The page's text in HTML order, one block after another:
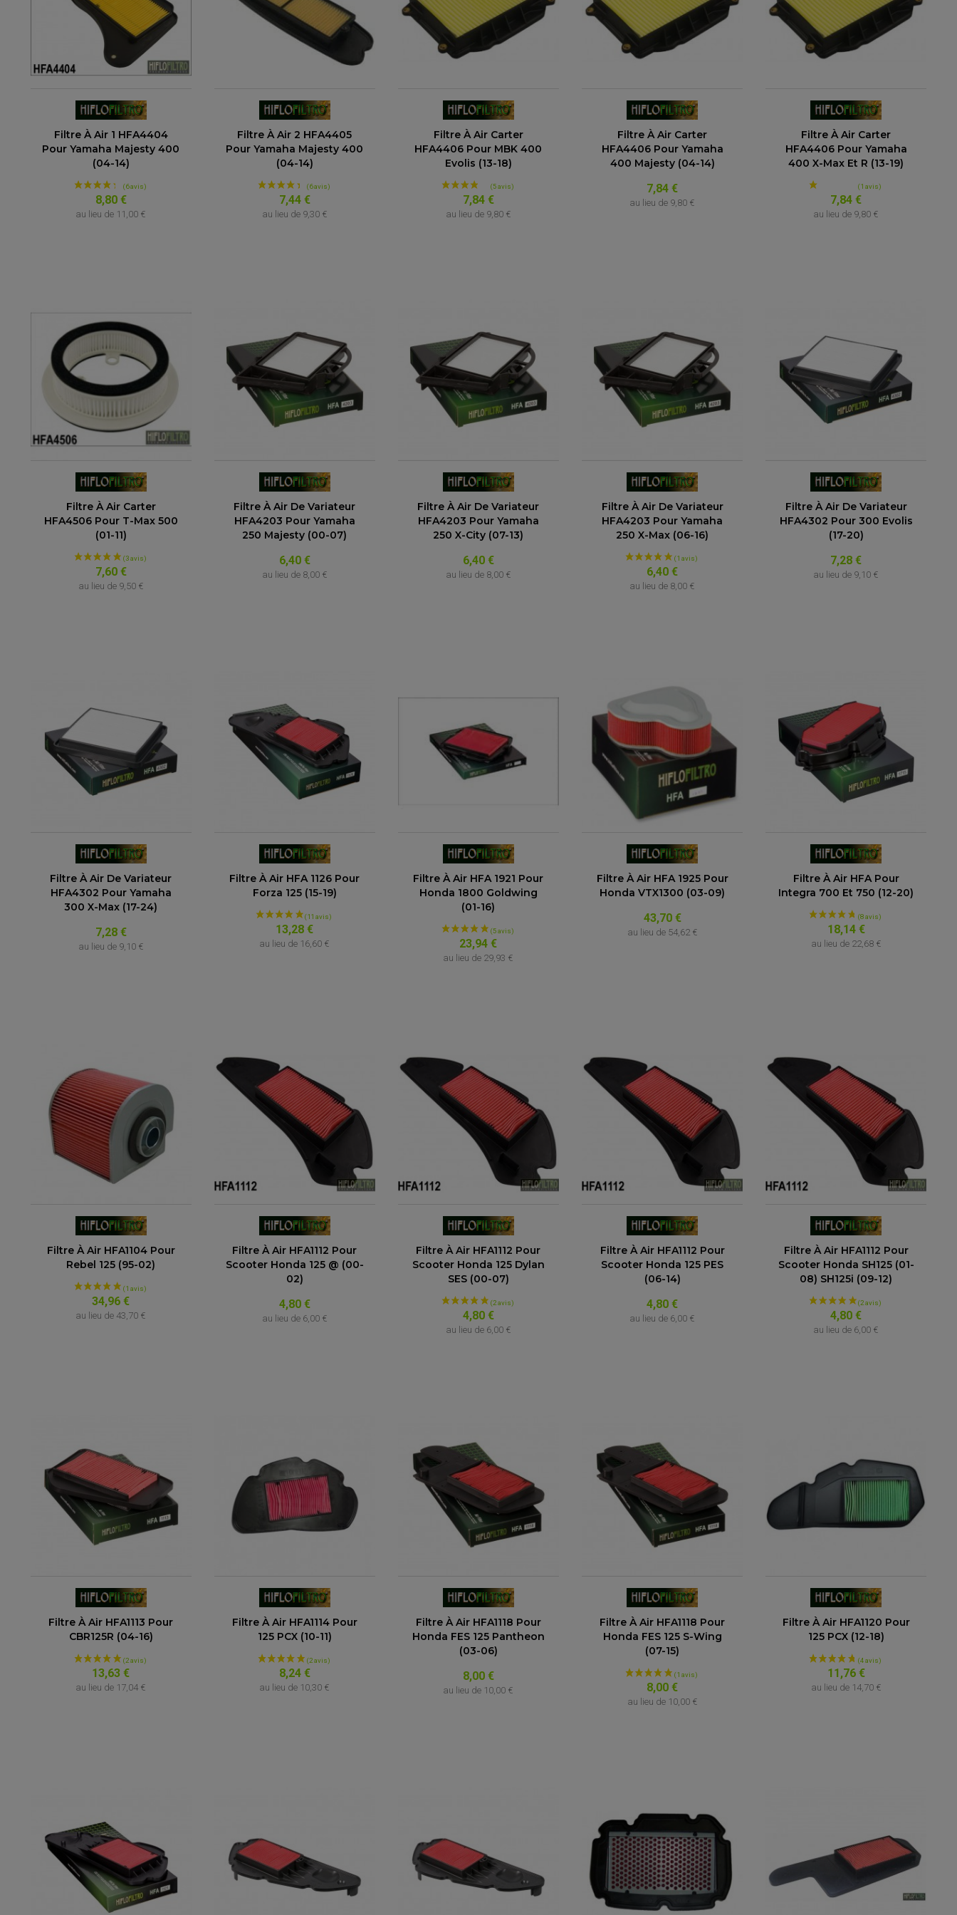
Filtre À Air 1 HFA4404
Pour Yamaha Majesty 400
(04-14)
(6 avis)
8,80 €
au lieu de 11,00 €
Filtre À Air 2 HFA4405
Pour Yamaha Majesty 400
(04-14)
7,44 €
au lieu de 9,30 €
Filtre À Air Carter
HFA4406 Pour MBK 400
Evolis (13-18)
(5 avis)
7,84 €
au lieu de 9,80 €
Filtre À Air Carter
HFA4406 Pour Yamaha
400 Majesty (04-14)
7,84 €
au lieu de 9,80 €
Filtre À Air Carter
HFA4406 Pour Yamaha
400 X-Max Et R (13-19)
7,84 €
au lieu de 9,80 €
Filtre À Air Carter
HFA4506 Pour T-Max 500
(01-11)
7,60 €
au lieu de 9,50 €
Filtre À Air De Variateur
HFA4203 Pour Yamaha
250 Majesty (00-07)
6,40 €
au lieu de 8,00 €
Filtre À Air De Variateur
HFA4203 Pour Yamaha
250 X-City (07-13)
6,40 €
au lieu de 8,00 €
Filtre À Air De Variateur
HFA4203 Pour Yamaha
250 X-Max (06-16)
6,40 €
au lieu de 8,00 €
Filtre À Air De Variateur
HFA4302 Pour 300 Evolis
(17-20)
7,28 €
au lieu de 9,10 €
Filtre À Air De Variateur
HFA4302 Pour Yamaha
300 X-Max (17-24)
7,28 €
au lieu de 9,10 €
Filtre À Air HFA 1126 Pour
Forza 125 (15-19)
13,28 €
au lieu de 16,60 €
Filtre À Air HFA 1921 Pour
Honda 1800 Goldwing
(01-16)
23,94 €
au lieu de 29,93 €
Filtre À Air HFA 1925 Pour
Honda VTX1300 (03-09)
43,70 €
au lieu de 54,62 €
Filtre À Air HFA Pour
Integra 700 Et 750 (12-20)
18,14 €
au lieu de 22,68 €
Filtre À Air HFA1104 Pour
Rebel 125 (95-02)
34,96 €
au lieu de 43,70 €
Filtre À Air HFA1112 Pour
Scooter Honda 125 @ (00-
02)
4,80 €
au lieu de 6,00 €
Filtre À Air HFA1112 Pour
Scooter Honda 125 Dylan
SES (00-07)
4,80 €
au lieu de 6,00 €
Filtre À Air HFA1112 Pour
Scooter Honda 125 PES
(06-14)
4,80 €
au lieu de 6,00 €
Filtre À Air HFA1112 Pour
Scooter Honda SH125 (01-
08) SH125i (09-12)
4,80 €
au lieu de 6,00 €
Filtre À Air HFA1113 Pour
CBR125R (04-16)
13,63 €
au lieu de 17,04 €
Filtre À Air HFA1114 Pour
125 PCX (10-11)
8,24 €
au lieu de 10,30 €
Filtre À Air HFA1118 Pour
Honda FES 125 Pantheon
(03-06)
8,00 €
au lieu de 10,00 €
Filtre À Air HFA1118 Pour
Honda FES 125 S-Wing
(07-15)
8,00 €
au lieu de 10,00 €
Filtre À Air HFA1120 Pour
125 PCX (12-18)
11,76 €
au lieu de 14,70 €